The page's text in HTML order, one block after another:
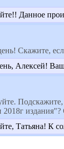
Данное
Скажите,
Алексей! Ваш
2018г
Татьяна! К